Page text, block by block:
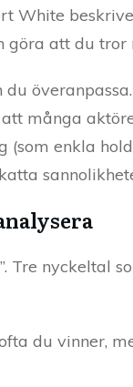
White
göra att du
många
enkla
Tre nyckeltal
du vinner,